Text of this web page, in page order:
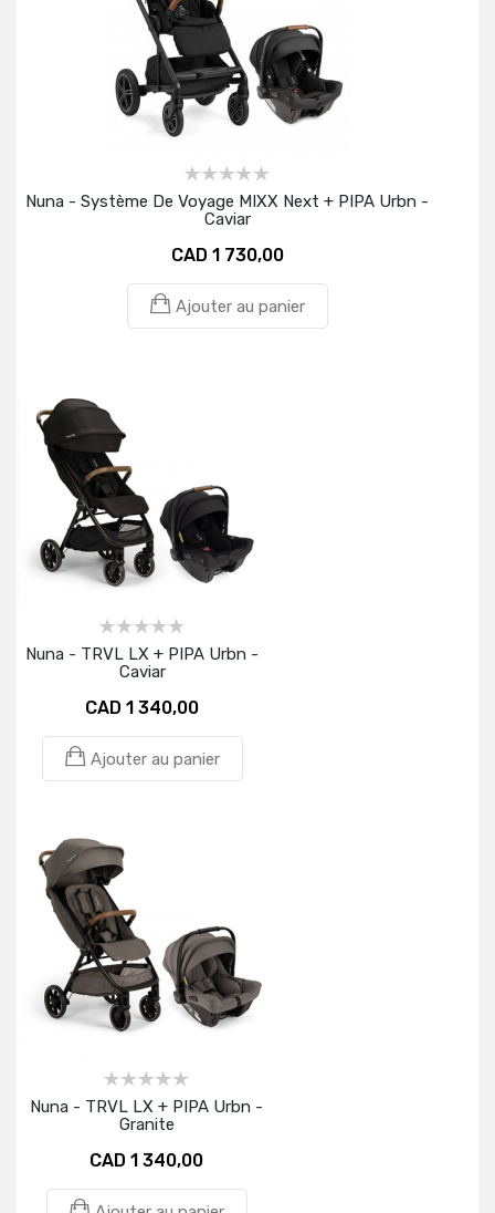
Nuna - Système De Voyage MIXX Next + PIPA Urbn -
Caviar
CAD 1 730,00
Ajouter au panier
Nuna - TRVL LX + PIPA Urbn -
Caviar
CAD 1 340,00
Ajouter au panier
Nuna - TRVL LX + PIPA Urbn -
Granite
CAD 1 340,00